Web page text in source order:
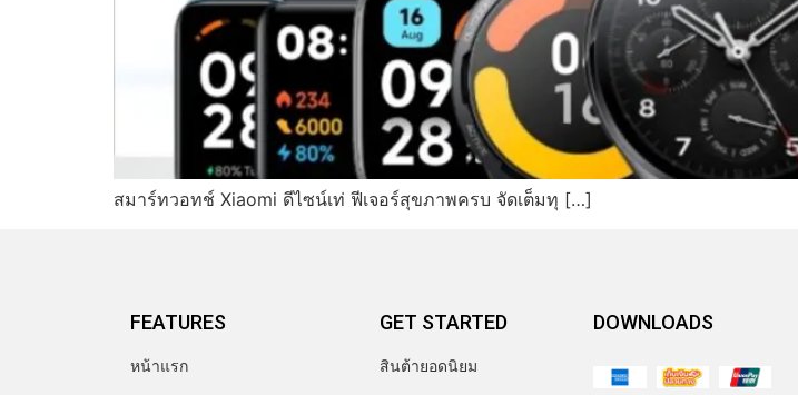
สมาร์ทวอทช์ Xiaomi ดีไซน์เท่ ฟีเจอร์สุขภาพครบ จัดเต็มทุ […]
FEATURES
หน้าแรก
GET STARTED
สินต้ายอดนิยม
DOWNLOADS